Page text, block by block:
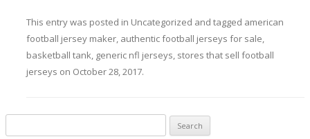
This entry was posted in Uncategorized and tagged american
football jersey maker, authentic football jerseys for sale,
basketball tank, generic nfl jerseys, stores that sell football
jerseys on October 28, 2017.